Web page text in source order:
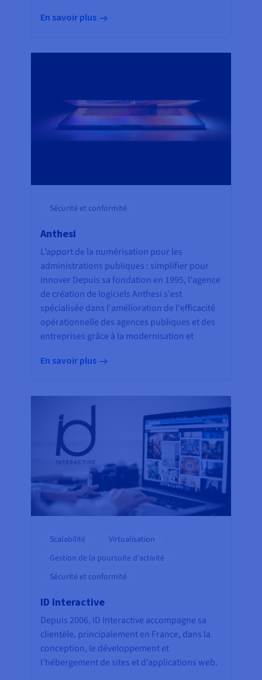
En savoir plus
Sécurité et conformité
Anthesi
L’apport de la numérisation pour les
administrations publiques : simplifier pour
innover Depuis sa fondation en 1995, l'agence
de création de logiciels Anthesi s'est
spécialisée dans l'amélioration de l'efficacité
opérationnelle des agences publiques et des
entreprises grâce à la modernisation et
En savoir plus
Scalabilité
Virtualisation
Gestion de la poursuite d'activité
Sécurité et conformité
ID Interactive
Depuis 2006, ID Interactive accompagne sa
clientèle, principalement en France, dans la
conception, le développement et
l’hébergement de sites et d’applications web.